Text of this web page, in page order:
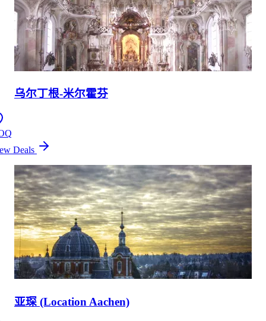
乌尔丁根-米尔霍芬
Deals
亚琛 (Location Aachen)